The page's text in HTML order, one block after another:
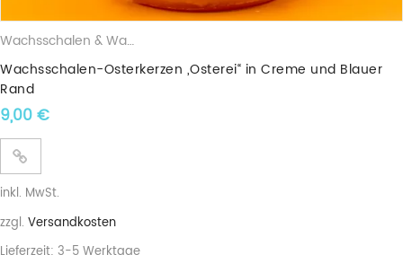
Wachsschalen & Wachslichter
Wachsschalen-Osterkerzen „Osterei“ in Creme und Blauer
Rand
9,00€
inkl. MwSt.
zzgl. Versandkosten